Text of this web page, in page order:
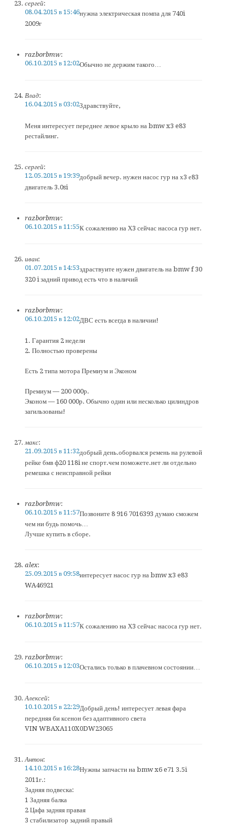
сергей:
08.04.2015 в 15:46нужна электрическая помпа для 740i
2009г
razborbmw:
06.10.2015 в 12:02Обычно не держим такого…
Влад:
16.04.2015 в 03:02Здравствуйте,
Меня интересует переднее левое крыло на bmw x3 e83
рестайлинг.
сергей:
12.05.2015 в 19:39добрый вечер. нужен насос гур на х3 е83
двигатель 3.0si
razborbmw:
06.10.2015 в 11:55К сожалению на Х3 сейчас насоса гур нет.
иван:
01.07.2015 в 14:53здраствуите нужен двигатель на bmw f 30
320 i задний привод есть что в наличий
razborbmw:
06.10.2015 в 12:02ДВС есть всегда в наличии!
1. Гарантия 2 недели
2. Полностью проверены
Есть 2 типа мотора Премиум и Эконом
Премиум — 200 000р.
Эконом — 160 000р. Обычно один или несколько цилиндров
загильзованы!
макс:
21.09.2015 в 11:32добрый день.оборвался ремень на рулевой
рейке бмв ф20 118i не спорт.чем поможете.нет ли отдельно
ремешка с неисправной рейки
razborbmw:
06.10.2015 в 11:57Позвоните 8 916 7016393 думаю сможем
чем ни будь помочь…
Лучше купить в сборе.
alex:
25.09.2015 в 09:58интересует насос гур на bmw x3 e83
WA46921
razborbmw:
06.10.2015 в 11:57К сожалению на Х3 сейчас насоса гур нет.
razborbmw:
06.10.2015 в 12:03Остались только в плачевном состоянии…
Алексей:
10.10.2015 в 22:29Добрый день! интересует левая фара
передняя би ксенон без адаптивного света
VIN WBAXA110X0DW23065
Антон:
14.10.2015 в 16:28Нужны запчасти на bmw x6 e71 3.5i
2011г.:
Задняя подвеска:
1 Задняя балка
2 Цафа задняя правая
3 стабилизатор задний правый